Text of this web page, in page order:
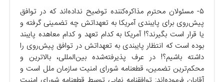
۵- مسئولان محترم مذاکره‌کننده توضیح نداده‌اند که در توافق
پیش‌روی برای پایبندی آمریکا به تعهداتش چه تضمینی گرفته و
یا قرار است بگیرند؟! آمریکا به کدام تعهد و کدام معاهده پایبند
بوده است که انتظار پایبندی به تعهداتش در توافق پیش‌روی را
داشته باشیم؟! در عرف پذیرفته‌شده بین‌المللی، بالاترین و
محکم‌ترین تضمین، قطعنامه شورای امنیت سازمان ملل است و